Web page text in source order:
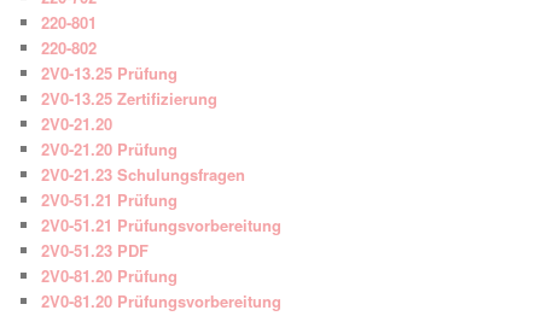
220-801
220-802
2V0-13.25 Prüfung
2V0-13.25 Zertifizierung
2V0-21.20
2V0-21.20 Prüfung
2V0-21.23 Schulungsfragen
2V0-51.21 Prüfung
2V0-51.21 Prüfungsvorbereitung
2V0-51.23 PDF
2V0-81.20 Prüfung
2V0-81.20 Prüfungsvorbereitung